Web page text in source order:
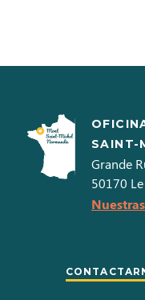
SAINT-
Grande
50170